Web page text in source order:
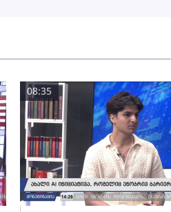
08:35